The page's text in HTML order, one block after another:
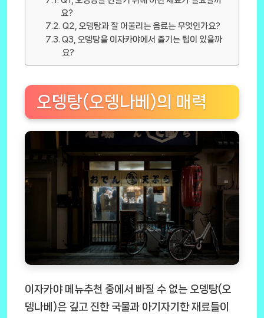
요?
Q2, 오뎅탕과 잘 어울리는 음료는 무엇인가요?
Q3, 오뎅탕을 이자카야에서 즐기는 팁이 있을까
요?
오뎅탕(오뎅나베)의 매력
이자카야 메뉴추천 중에서 빠질 수 없는 오뎅탕(오
뎅나베)은 깊고 진한 국물과 아기자기한 재료들이